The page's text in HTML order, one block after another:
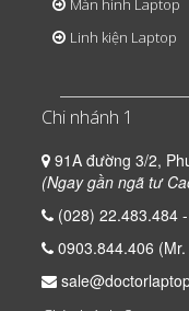
Màn hình Laptop
Linh kiện Laptop
Chi nhánh 1
91A đường 3/2,
(Ngay gần ngã tư
(028) 22.483.484
0903.844.406